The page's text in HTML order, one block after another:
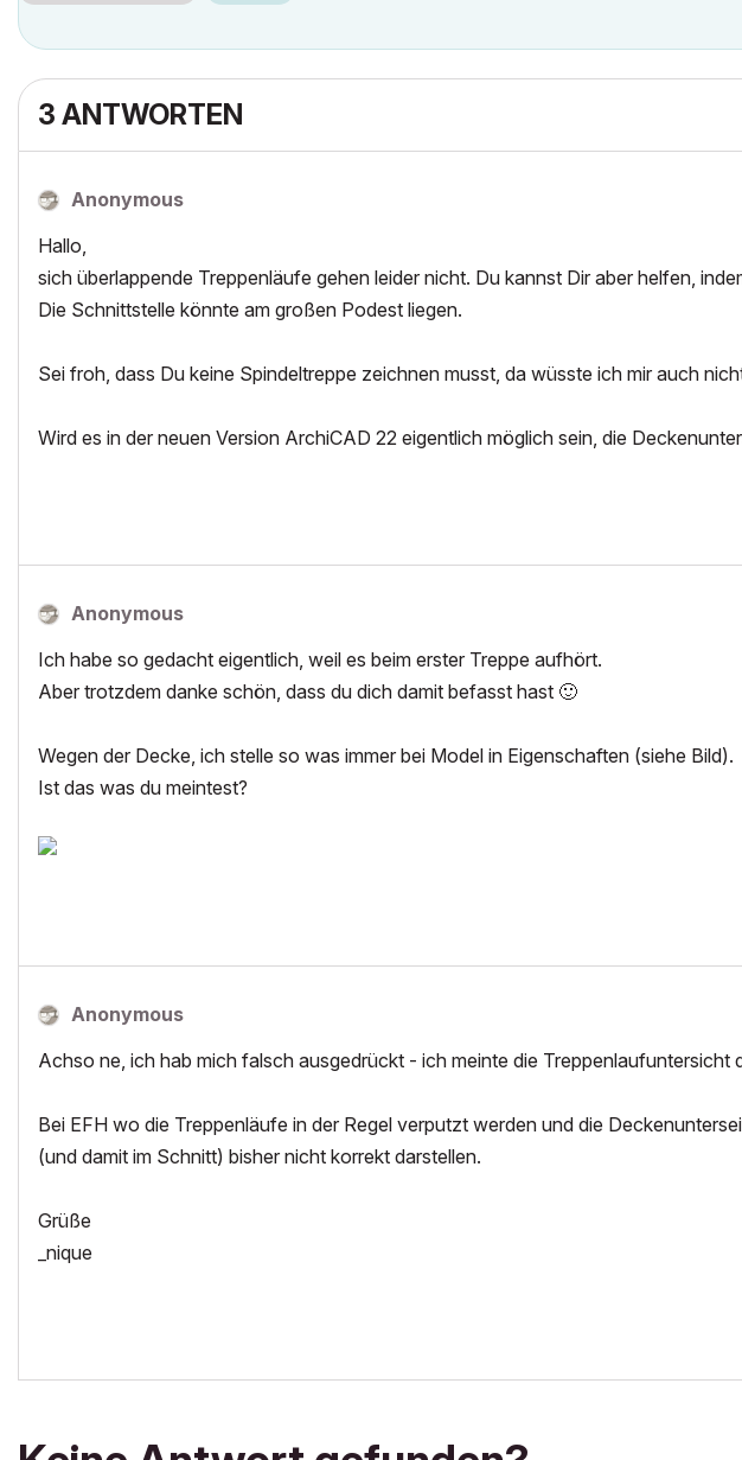
3 ANTWORTEN
Anonymous
Hallo,
sich überlappende Treppenläufe gehen leider nicht. Du kannst Dir aber helfen,
Die Schnittstelle könnte am großen Podest liegen.
Sei froh, dass Du keine Spindeltreppe zeichnen musst, da wüsste ich mir auch
Wird es in der neuen Version ArchiCAD 22 eigentlich möglich sein, die
Anonymous
Ich habe so gedacht eigentlich, weil es beim erster Treppe aufhört.
Aber trotzdem danke schön, dass du dich damit befasst hast 🙂
Wegen der Decke, ich stelle so was immer bei Model in Eigenschaften (siehe Bild).
Ist das was du meintest?
Anonymous
Achso ne, ich hab mich falsch ausgedrückt - ich meinte die Treppenlaufuntersicht
Bei EFH wo die Treppenläufe in der Regel verputzt werden und die
(und damit im Schnitt) bisher nicht korrekt darstellen.
Grüße
_nique